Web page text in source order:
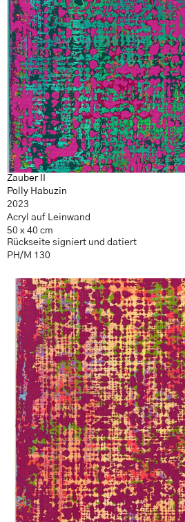
Zauber II
Polly Habuzin
2023
Acryl auf Leinwand
50 x 40 cm
Rückseite signiert und datiert
PH/M 130